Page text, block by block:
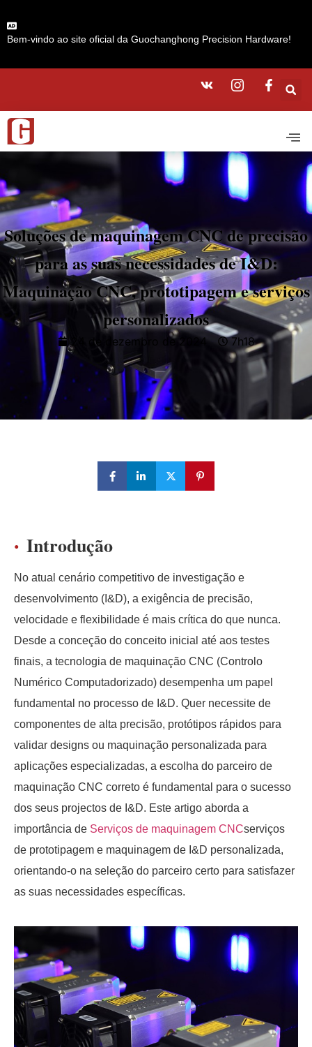
Bem-vindo ao site oficial da Guochanghong Precision Hardware!
Soluções de maquinagem CNC de precisão
para as suas necessidades de I&D:
Maquinação CNC, prototipagem e serviços
personalizados
24 de dezembro de 2024 7h18
Introdução
No atual cenário competitivo de investigação e
desenvolvimento (I&D), a exigência de precisão,
velocidade e flexibilidade é mais crítica do que nunca.
Desde a conceção do conceito inicial até aos testes
finais, a tecnologia de maquinação CNC (Controlo
Numérico Computadorizado) desempenha um papel
fundamental no processo de I&D. Quer necessite de
componentes de alta precisão, protótipos rápidos para
validar designs ou maquinação personalizada para
aplicações especializadas, a escolha do parceiro de
maquinação CNC correto é fundamental para o sucesso
dos seus projectos de I&D. Este artigo aborda a
importância de Serviços de maquinagem CNCserviços
de prototipagem e maquinagem de I&D personalizada,
orientando-o na seleção do parceiro certo para satisfazer
as suas necessidades específicas.